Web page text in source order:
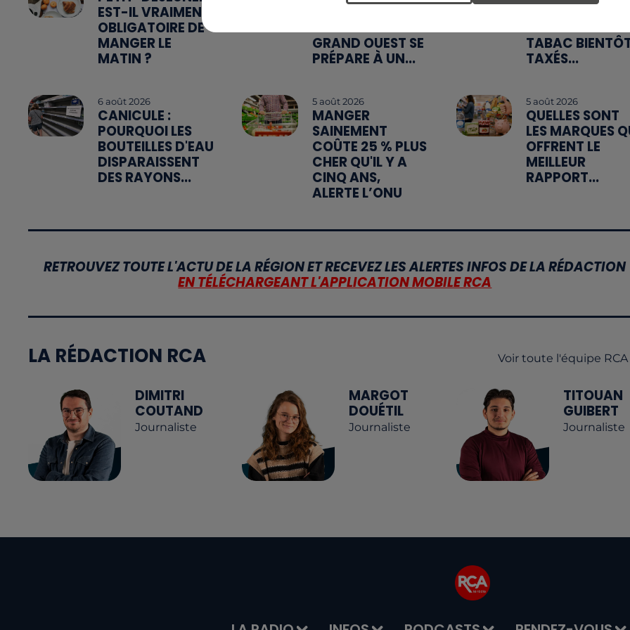
EST-IL VRAIMENT
OBLIGATOIRE DE
MANGER LE
MATIN ?
ROUTES : LE
GRAND OUEST SE
PRÉPARE À UN...
INDUSTRIELS DU
TABAC
TAXÉS...
6 août 2026
CANICULE :
POURQUOI LES
BOUTEILLES D'EAU
DISPARAISSENT
DES RAYONS...
5 août 2026
MANGER
SAINEMENT
COÛTE 25 % PLUS
CHER QU'IL Y A
CINQ ANS,
ALERTE L’ONU
5 août 2026
QUELLES SONT
LES MARQUES
OFFRENT LE
MEILLEUR
RAPPORT...
RETROUVEZ TOUTE L'ACTU DE LA RÉGION ET RECEVEZ LES ALERTES INFOS DE LA RÉDACTION
EN TÉLÉCHARGEANT L'APPLICATION MOBILE RCA
LA RÉDACTION RCA Voir toute l'équipe RCA
DIMITRI
COUTAND
Journaliste
MARGOT
DOUÉTIL
Journaliste
TITOUAN
GUIBERT
Journaliste